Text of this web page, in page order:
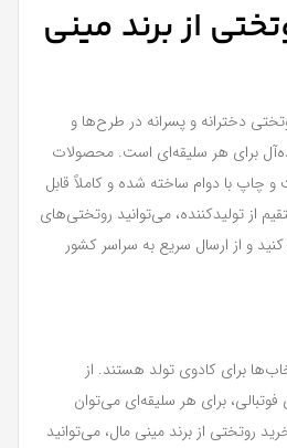
از برند مینی
دخترانه و پسرانه در طرح‌ها و
برای هر سلیقه‌ای است. محصولات
و چاپ با دوام ساخته شده و کاملاً قابل
از تولیدکننده، می‌توانید روتختی‌های
کنید و از ارسال سریع به سراسر کشور
برای کادوی تولد هستند. از
برای هر سلیقه‌ای می‌توان
روتختی از برند مینی مال، می‌توانید